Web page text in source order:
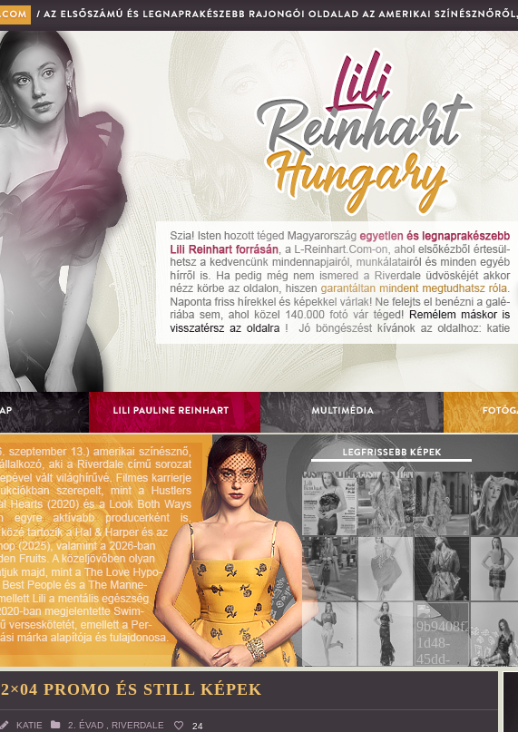
2×04 PROMO ÉS STILL KÉPEK
KATIE 2. ÉVAD RIVERDALE 24